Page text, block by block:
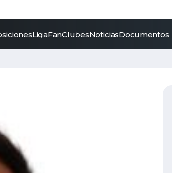
LigaFanClubesNoticiasDocumentos